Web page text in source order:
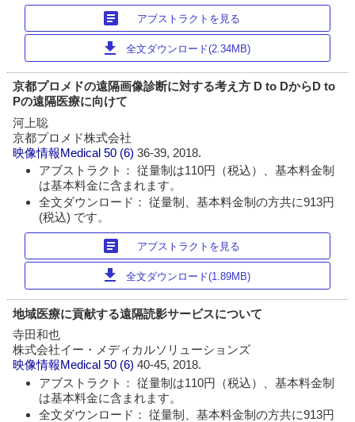
article アブストラクトを見る
download 全文ダウンロード(2.34MB)
京都プロメドの遠隔画像診断に対する考え方 D to DからD to
Pの遠隔医療に向けて
河上聡
京都プロメド株式会社
映像情報Medical 50 (6)36-39, 2018.
アブストラクト： 従量制は110円（税込）、基本料金制
は基本料金に含まれます。
全文ダウンロード： 従量制、基本料金制の方共に913円
(税込) です。
article アブストラクトを見る
download 全文ダウンロード(1.89MB)
地域医療に貢献する遠隔読影サービスについて
寺田和也
株式会社イー・メディカルソリューションズ
映像情報Medical 50 (6)40-45, 2018.
アブストラクト： 従量制は110円（税込）、基本料金制
は基本料金に含まれます。
全文ダウンロード： 従量制、基本料金制の方共に913円